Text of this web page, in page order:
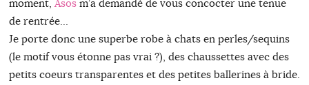
moment, Asosm’a demandé de vous concocter une tenue
de rentrée…
Je porte donc une superbe robe à chats en perles/sequins
(le motif vous étonne pas vrai ?), des chaussettes avec des
petits coeurs transparentes et des petites ballerines à bride.